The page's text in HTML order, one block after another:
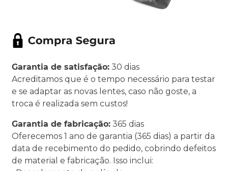
Garantia de satisfação: 30 dias
Acreditamos que é o tempo necessário para testar
e se adaptar as novas lentes, caso não goste, a
troca é realizada sem custos!
Garantia de fabricação: 365 dias
Oferecemos 1 ano de garantia (365 dias) a partir da
data de recebimento do pedido, cobrindo defeitos
de material e fabricação. Isso inclui: